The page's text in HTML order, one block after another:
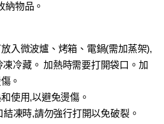
納物品。
入微波爐、烤箱、電鍋(需加蒸架),
冷藏。 加熱時需要打開袋口。加
。
使用,以避免燙傷。
凍時,請勿強行打開以免破裂。